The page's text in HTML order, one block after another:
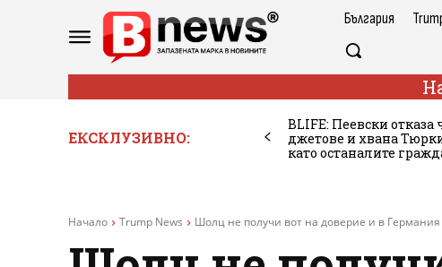
България
ЕКСКЛУЗИВНО:
BLIFE: Пеевски отказа
джетове и хвана
като останалите
Начало Trump News Шолц не получи вот на доверие и в